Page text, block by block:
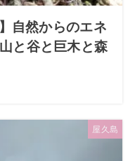
自然からのエネ
と谷と巨木と森
屋久島